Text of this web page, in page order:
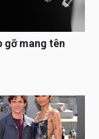
gỡ mang tên